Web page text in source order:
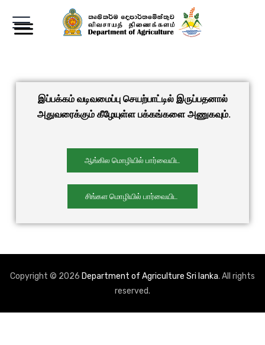
இப்பக்கம் வடிவமைப்பு செயற்பாட்டில் இருப்பதனால்
அதுவரைக்கும் கீழேயுள்ள பக்கங்களை அணுகவும்.
ஆங்கில மொழியில் பார்வையிட
சிங்கள மொழியில் பார்வையிட
Copyright © 2026 Department of Agriculture Sri lanka. All rights
reserved.